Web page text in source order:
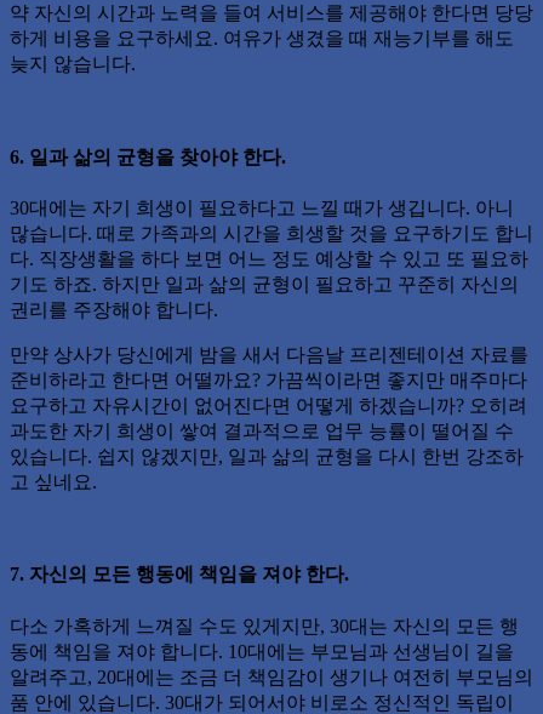
약 자신의 시간과 노력을 들여 서비스를 제공해야 한다면 당당
하게 비용을 요구하세요. 여유가 생겼을 때 재능기부를 해도
늦지 않습니다.
6. 일과 삶의 균형을 찾아야 한다.
30대에는 자기 희생이 필요하다고 느낄 때가 생깁니다. 아니
많습니다. 때로 가족과의 시간을 희생할 것을 요구하기도 합니
다. 직장생활을 하다 보면 어느 정도 예상할 수 있고 또 필요하
기도 하죠. 하지만 일과 삶의 균형이 필요하고 꾸준히 자신의
권리를 주장해야 합니다.
만약 상사가 당신에게 밤을 새서 다음날 프리젠테이션 자료를
준비하라고 한다면 어떨까요? 가끔씩이라면 좋지만 매주마다
요구하고 자유시간이 없어진다면 어떻게 하겠습니까? 오히려
과도한 자기 희생이 쌓여 결과적으로 업무 능률이 떨어질 수
있습니다. 쉽지 않겠지만, 일과 삶의 균형을 다시 한번 강조하
고 싶네요.
7. 자신의 모든 행동에 책임을 져야 한다.
다소 가혹하게 느껴질 수도 있게지만, 30대는 자신의 모든 행
동에 책임을 져야 합니다. 10대에는 부모님과 선생님이 길을
알려주고, 20대에는 조금 더 책임감이 생기나 여전히 부모님의
품 안에 있습니다. 30대가 되어서야 비로소 정신적인 독립이